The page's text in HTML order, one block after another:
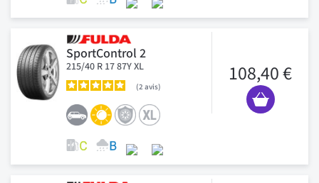
SportControl 2
215/40 R 17 87Y XL
2 avis
108,40 €